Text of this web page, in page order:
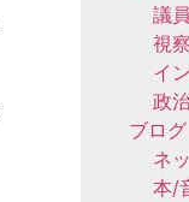
議
視
イ
政
ブログ
ネ
本/